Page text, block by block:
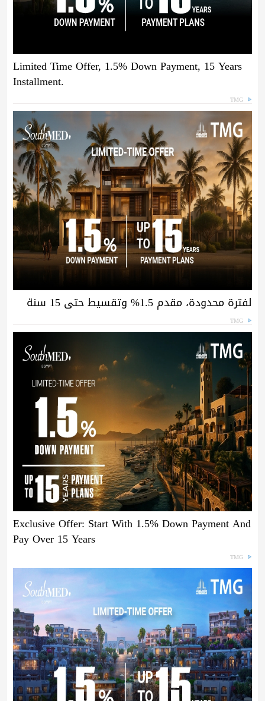
Limited Time Offer, 1.5% Down Payment, 15 Years
Installment.
TMG
لفترة محدودة، مقدم 1.5% وتقسيط حتى 15 سنة
TMG
Exclusive Offer: Start With 1.5% Down Payment And
Pay Over 15 Years
TMG